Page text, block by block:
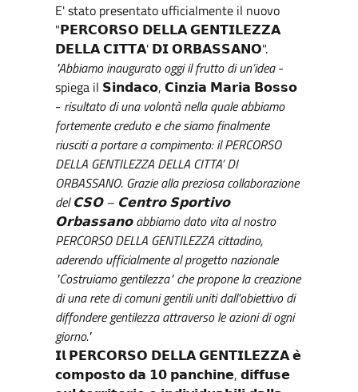
E' stato presentato ufficialmente il nuovo
"𝗣𝗘𝗥𝗖𝗢𝗥𝗦𝗢 𝗗𝗘𝗟𝗟𝗔 𝗚𝗘𝗡𝗧𝗜𝗟𝗘𝗭𝗭𝗔
𝗗𝗘𝗟𝗟𝗔 𝗖𝗜𝗧𝗧𝗔' 𝗗𝗜 𝗢𝗥𝗕𝗔𝗦𝗦𝗔𝗡𝗢".
"Abbiamo inaugurato oggi il frutto di un’idea-
spiega il 𝗦𝗶𝗻𝗱𝗮𝗰𝗼, 𝗖𝗶𝗻𝘇𝗶𝗮 𝗠𝗮𝗿𝗶𝗮 𝗕𝗼𝘀𝘀𝗼
- risultato di una volontà nella quale abbiamo
fortemente creduto e che siamo finalmente
riusciti a portare a compimento: il PERCORSO
DELLA GENTILEZZA DELLA CITTA’ DI
ORBASSANO. Grazie alla preziosa collaborazione
del 𝗖𝗦𝗢 – 𝗖𝗲𝗻𝘁𝗿𝗼 𝗦𝗽𝗼𝗿𝘁𝗶𝘃𝗼
𝗢𝗿𝗯𝗮𝘀𝘀𝗮𝗻𝗼 abbiamo dato vita al nostro
PERCORSO DELLA GENTILEZZA cittadino,
aderendo ufficialmente al progetto nazionale
"Costruiamo gentilezza" che propone la creazione
di una rete di comuni gentili uniti dall'obiettivo di
diffondere gentilezza attraverso le azioni di ogni
giorno."
𝗜𝗹 𝗣𝗘𝗥𝗖𝗢𝗥𝗦𝗢 𝗗𝗘𝗟𝗟𝗔 𝗚𝗘𝗡𝗧𝗜𝗟𝗘𝗭𝗭𝗔 𝗲̀
𝗰𝗼𝗺𝗽𝗼𝘀𝘁𝗼 𝗱𝗮 𝟭𝟬 𝗽𝗮𝗻𝗰𝗵𝗶𝗻𝗲, 𝗱𝗶𝗳𝗳𝘂𝘀𝗲